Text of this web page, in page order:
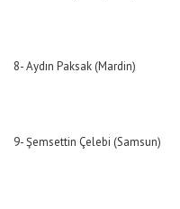
8- Aydın Paksak (Mardin)
9- Şemsettin Çelebi (Samsun)